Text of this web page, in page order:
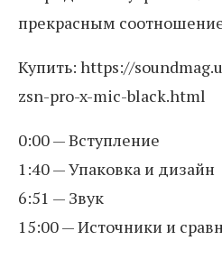
прекрасным
Купить: https://
zsn-pro-x-mic-black.html
0:00 — Вступление
1:40 — Упаковка и дизайн
6:51 — Звук
15:00 — Источники и